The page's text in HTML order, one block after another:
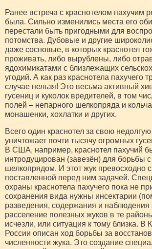
Ранее встреча с краснотелом пахучим
была. Сильно изменились места его
перестали быть пригодными для
потомства. Дубовые и другие
даже сосновые, в которых краснотел
проживать, либо вырублены, либо
ядохимикатами с близлежащих
угодий. А как раз краснотела пахучего
случае нельзя! Это весьма активный
гусениц и куколок вредителей, в том
полей – непарного шелкопряда и
монашенки, хохлатки и других.
Всего один краснотел за свою
уничтожает почти тысячу огромных
В США, например, краснотел пахучий
интродуцирован (завезён) для борьбы
шелкопрядом. И этот жук превосходно
поставленной перед ним задачей.
охраны краснотела пахучего пока не
сохранения вида нужны инсектарии
разведения, содержания и
расселение полезных жуков в те
исчезли, или ситуация к тому близка. В
России описан ход борьбы за
численности жука. Это создание